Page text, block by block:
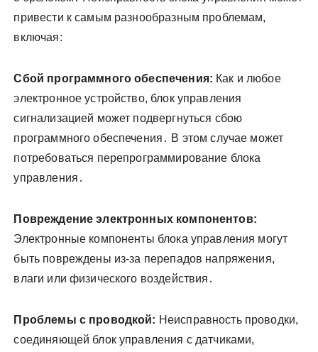
привести к самым разнообразным проблемам,
включая:
Сбой программного обеспечения: Как и любое
электронное устройство, блок управления
сигнализацией может подвергнуться сбою
программного обеспечения․ В этом случае может
потребоваться перепрограммирование блока
управления․
Повреждение электронных компонентов:
Электронные компоненты блока управления могут
быть повреждены из-за перепадов напряжения,
влаги или физического воздействия․
Проблемы с проводкой: Неисправность проводки,
соединяющей блок управления с датчиками,